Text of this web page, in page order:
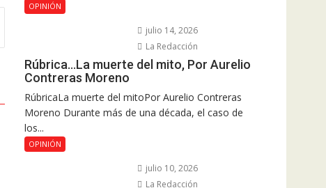
OPINIÓN
julio 14, 2026
La Redacción
Rúbrica…La muerte del mito, Por Aurelio
Contreras Moreno
RúbricaLa muerte del mitoPor Aurelio Contreras
Moreno Durante más de una década, el caso de
los...
OPINIÓN
julio 10, 2026
La Redacción